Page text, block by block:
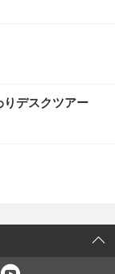
デスクツアー